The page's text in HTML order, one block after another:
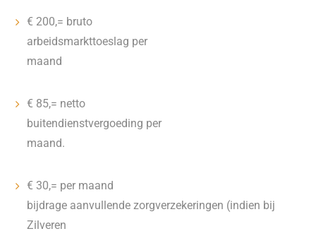
€ 200,= bruto
arbeidsmarkttoeslag per
maand
€ 85,= netto
buitendienstvergoeding per
maand.
€ 30,= per maand
bijdrage aanvullende zorgverzekeringen (indien bij
Zilveren